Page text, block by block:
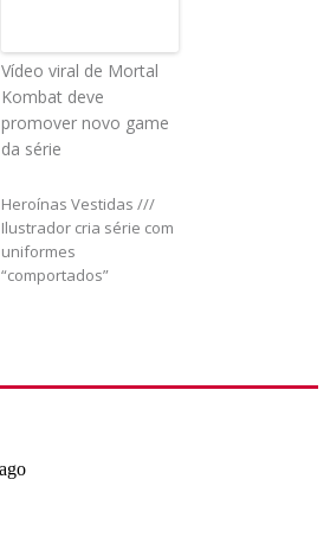
Vídeo viral de Mortal
Kombat deve
promover novo game
da série
Heroínas Vestidas ///
Ilustrador cria série com
uniformes
“comportados”